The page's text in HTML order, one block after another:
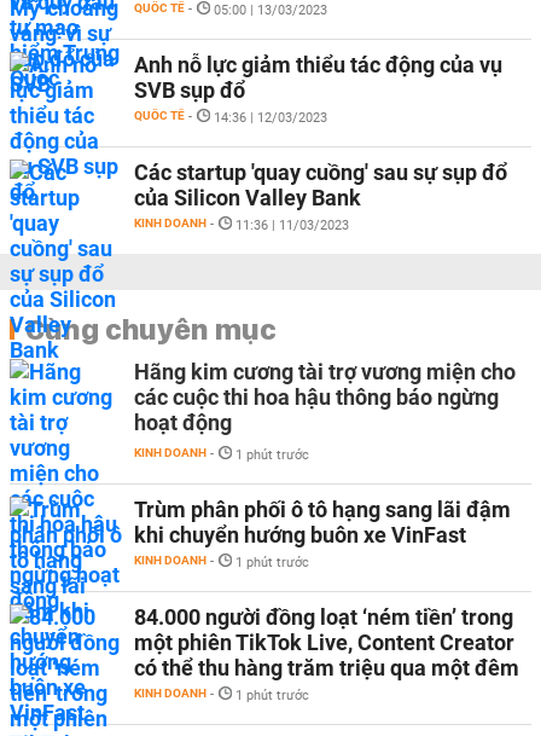
QUỐC TẾ - 05:00 | 13/03/2023
Anh nỗ lực giảm thiểu tác động của vụ
SVB sụp đổ
QUỐC TẾ - 14:36 | 12/03/2023
Các startup 'quay cuồng' sau sự sụp đổ
của Silicon Valley Bank
KINH DOANH - 11:36 | 11/03/2023
Cùng chuyên mục
Hãng kim cương tài trợ vương miện cho
các cuộc thi hoa hậu thông báo ngừng
hoạt động
KINH DOANH - 1 phút trước
Trùm phân phối ô tô hạng sang lãi đậm
khi chuyển hướng buôn xe VinFast
KINH DOANH - 1 phút trước
84.000 người đồng loạt ‘ném tiền’ trong
một phiên TikTok Live, Content Creator
có thể thu hàng trăm triệu qua một đêm
KINH DOANH - 1 phút trước